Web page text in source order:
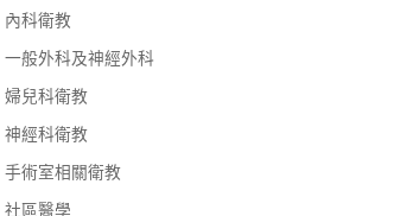
內科衛教
一般外科及神經外科
婦兒科衛教
神經科衛教
手術室相關衛教
社區醫學